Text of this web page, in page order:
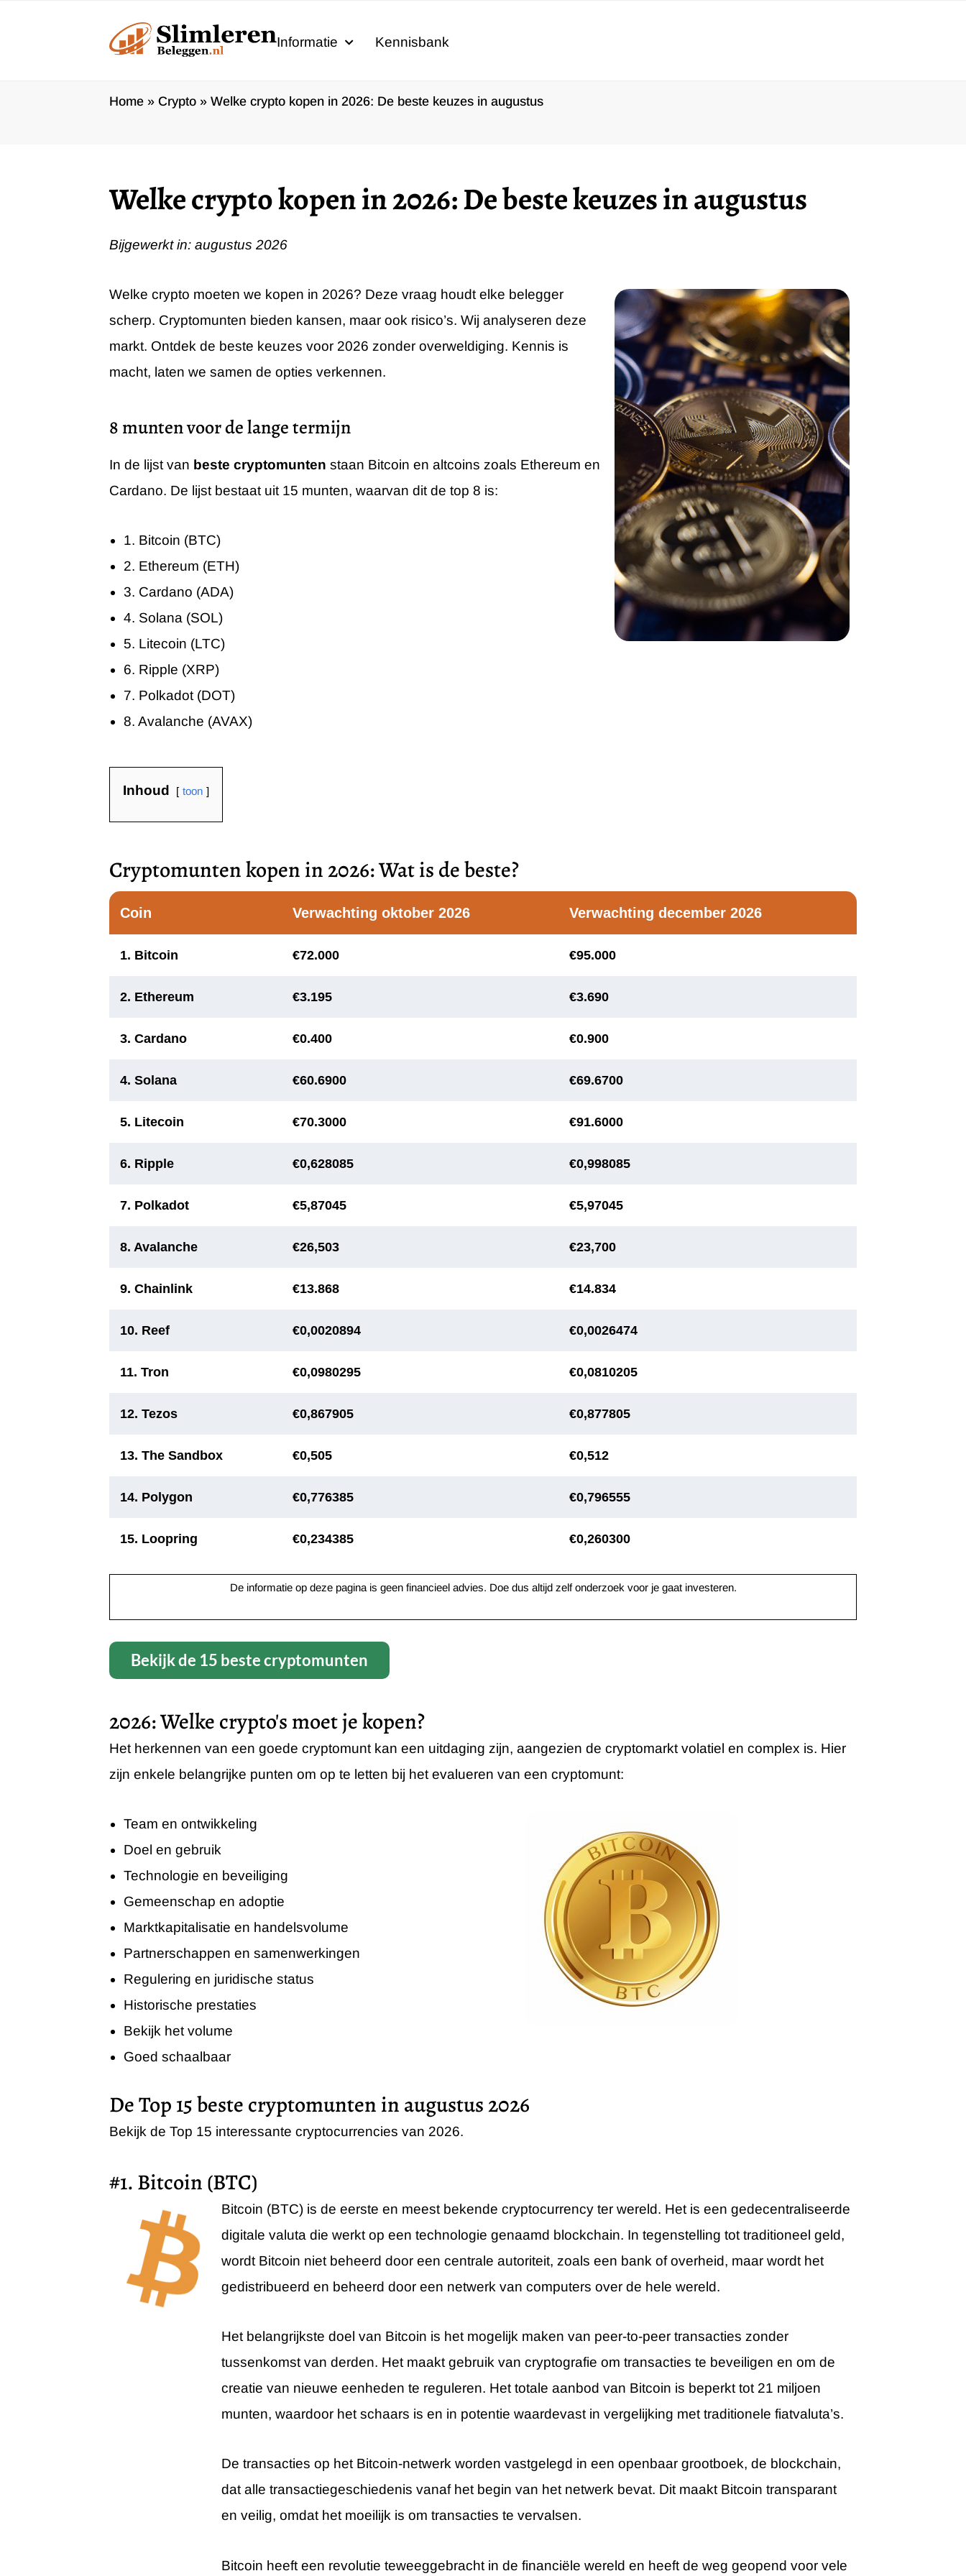
Informatie Kennisbank
Home » Crypto » Welke crypto kopen in 2026: De beste keuzes in augustus
Welke crypto kopen in 2026: De beste keuzes in augustus
Bijgewerkt in: augustus 2026
Welke crypto moeten we kopen in 2026? Deze vraag houdt elke belegger
scherp. Cryptomunten bieden kansen, maar ook risico’s. Wij analyseren deze
markt. Ontdek de beste keuzes voor 2026 zonder overweldiging. Kennis is
macht, laten we samen de opties verkennen.
8 munten voor de lange termijn
In de lijst van beste cryptomunten staan Bitcoin en altcoins zoals Ethereum en
Cardano. De lijst bestaat uit 15 munten, waarvan dit de top 8 is:
1. Bitcoin (BTC)
2. Ethereum (ETH)
3. Cardano (ADA)
4. Solana (SOL)
5. Litecoin (LTC)
6. Ripple (XRP)
7. Polkadot (DOT)
8. Avalanche (AVAX)
Inhoud toon
Cryptomunten kopen in 2026: Wat is de beste?
Coin Verwachting oktober 2026 Verwachting december 2026
1. Bitcoin €72.000 €95.000
2. Ethereum €3.195 €3.690
3. Cardano €0.400 €0.900
4. Solana €60.6900 €69.6700
5. Litecoin €70.3000 €91.6000
6. Ripple €0,628085 €0,998085
7. Polkadot €5,87045 €5,97045
8. Avalanche €26,503 €23,700
9. Chainlink €13.868 €14.834
10. Reef €0,0020894 €0,0026474
11. Tron €0,0980295 €0,0810205
12. Tezos €0,867905 €0,877805
13. The Sandbox €0,505 €0,512
14. Polygon €0,776385 €0,796555
15. Loopring €0,234385 €0,260300
De informatie op deze pagina is geen financieel advies. Doe dus altijd zelf onderzoek voor je gaat investeren.
Bekijk de 15 beste cryptomunten
2026: Welke crypto's moet je kopen?
Het herkennen van een goede cryptomunt kan een uitdaging zijn, aangezien de cryptomarkt volatiel en complex is. Hier
zijn enkele belangrijke punten om op te letten bij het evalueren van een cryptomunt:
Team en ontwikkeling
Doel en gebruik
Technologie en beveiliging
Gemeenschap en adoptie
Marktkapitalisatie en handelsvolume
Partnerschappen en samenwerkingen
Regulering en juridische status
Historische prestaties
Bekijk het volume
Goed schaalbaar
De Top 15 beste cryptomunten in augustus 2026
Bekijk de Top 15 interessante cryptocurrencies van 2026.
#1. Bitcoin (BTC)
Bitcoin (BTC) is de eerste en meest bekende cryptocurrency ter wereld. Het is een gedecentraliseerde
digitale valuta die werkt op een technologie genaamd blockchain. In tegenstelling tot traditioneel geld,
wordt Bitcoin niet beheerd door een centrale autoriteit, zoals een bank of overheid, maar wordt het
gedistribueerd en beheerd door een netwerk van computers over de hele wereld.
Het belangrijkste doel van Bitcoin is het mogelijk maken van peer-to-peer transacties zonder
tussenkomst van derden. Het maakt gebruik van cryptografie om transacties te beveiligen en om de
creatie van nieuwe eenheden te reguleren. Het totale aanbod van Bitcoin is beperkt tot 21 miljoen
munten, waardoor het schaars is en in potentie waardevast in vergelijking met traditionele fiatvaluta’s.
De transacties op het Bitcoin-netwerk worden vastgelegd in een openbaar grootboek, de blockchain,
dat alle transactiegeschiedenis vanaf het begin van het netwerk bevat. Dit maakt Bitcoin transparant
en veilig, omdat het moeilijk is om transacties te vervalsen.
Bitcoin heeft een revolutie teweeggebracht in de financiële wereld en heeft de weg geopend voor vele